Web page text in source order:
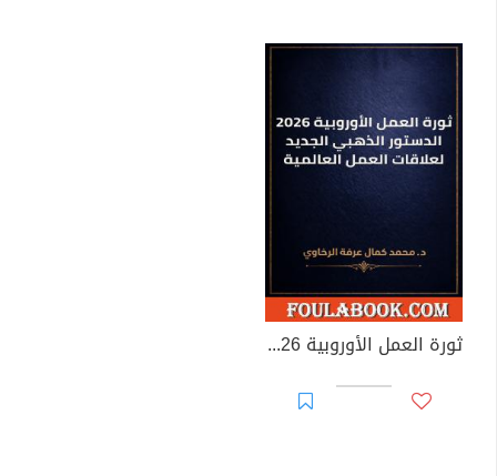
ثورة العمل الأوروبية 2026 الدستور الذهبي الجديد لعلاقات العمل العالمية